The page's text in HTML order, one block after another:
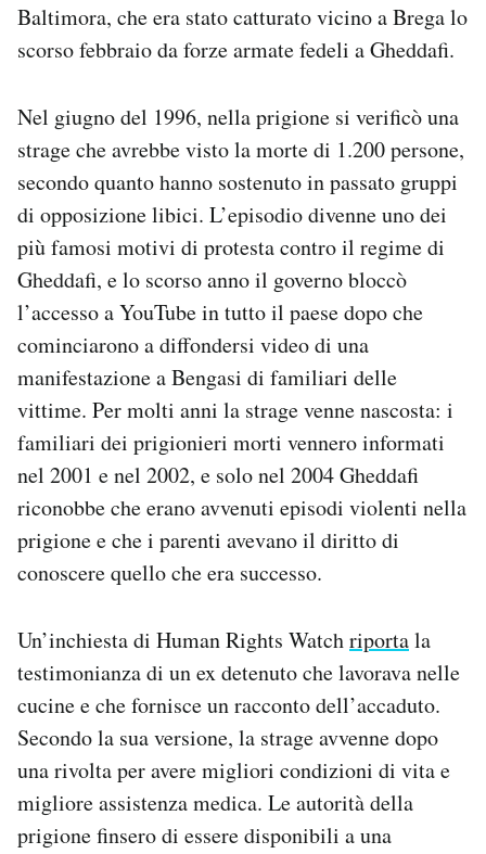
Baltimora, che era stato catturato vicino a Brega lo
scorso febbraio da forze armate fedeli a Gheddafi.
Nel giugno del 1996, nella prigione si verificò una
strage che avrebbe visto la morte di 1.200 persone,
secondo quanto hanno sostenuto in passato gruppi
di opposizione libici. L’episodio divenne uno dei
più famosi motivi di protesta contro il regime di
Gheddafi, e lo scorso anno il governo bloccò
l’accesso a YouTube in tutto il paese dopo che
cominciarono a diffondersi video di una
manifestazione a Bengasi di familiari delle
vittime. Per molti anni la strage venne nascosta: i
familiari dei prigionieri morti vennero informati
nel 2001 e nel 2002, e solo nel 2004 Gheddafi
riconobbe che erano avvenuti episodi violenti nella
prigione e che i parenti avevano il diritto di
conoscere quello che era successo.
Un’inchiesta di Human Rights Watchriportala
testimonianza di un ex detenuto che lavorava nelle
cucine e che fornisce un racconto dell’accaduto.
Secondo la sua versione, la strage avvenne dopo
una rivolta per avere migliori condizioni di vita e
migliore assistenza medica. Le autorità della
prigione finsero di essere disponibili a una